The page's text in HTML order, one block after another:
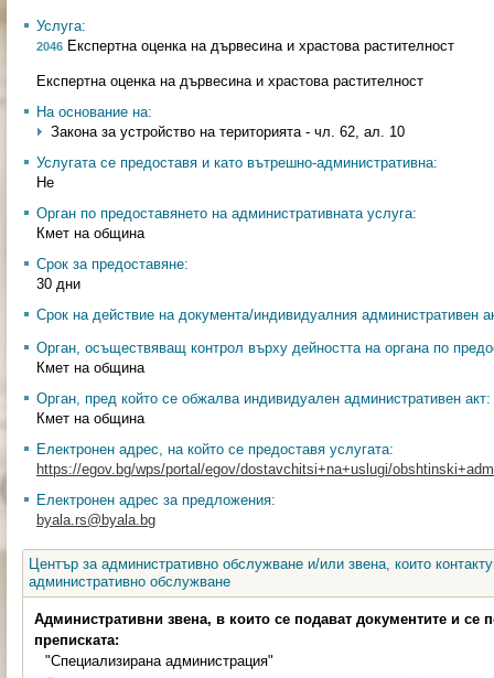
Услуга:
2046 Експертна оценка на дървесина и храстова растителност
Експертна оценка на дървесина и храстова растителност
На основание на:
Закона за устройство на територията - чл. 62, ал. 10
Услугата се предоставя и като вътрешно-административна:
Не
Орган по предоставянето на административната услуга:
Кмет на община
Срок за предоставяне:
30 дни
Срок на действие на документа/индивидуалния административен
Орган, осъществяващ контрол върху дейността на органа по
Кмет на община
Орган, пред който се обжалва индивидуален административен акт:
Кмет на община
Електронен адрес, на който се предоставя услугата:
https://egov.bg/wps/portal/egov/dostavchitsi+na+uslugi/
Електронен адрес за предложения:
byala.rs@byala.bg
Център за административно обслужване и/или звена, които
административно обслужване
Административни звена, в които се подават документите и се
преписката:
"Специализирана администрация"